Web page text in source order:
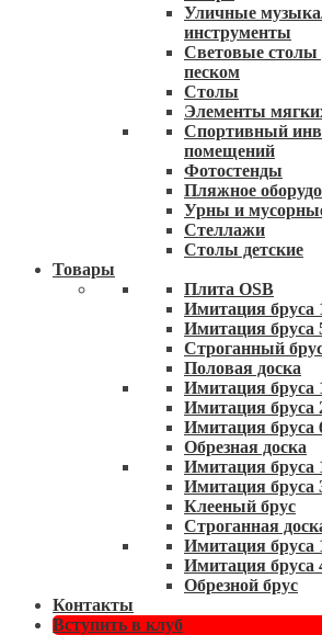
Уличные
инструменты
Световые столы
песком
Столы
Элементы
Спортивный
помещений
Фотостенды
Пляжное
Урны и
Стеллажи
Столы детские
Товары
Плита OSB
Имитация бруса
Имитация бруса
Строганный
Половая доска
Имитация бруса
Имитация бруса
Имитация бруса
Обрезная доска
Имитация бруса
Имитация бруса
Клееный брус
Строганная
Имитация бруса
Имитация бруса
Обрезной брус
Контакты
Вступить в клуб